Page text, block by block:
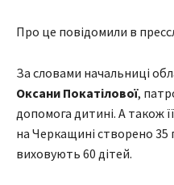
Про це повідомили в
За словами начальниці
Оксани Покатілової,
допомога дитині. А також
на Черкащині створено 35
виховують 60 дітей.